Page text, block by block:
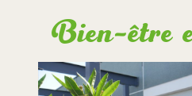
Bien-être